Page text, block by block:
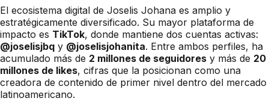
El ecosistema digital de Joselis Johana es amplio y
estratégicamente diversificado. Su mayor plataforma de
impacto es TikTok, donde mantiene dos cuentas activas:
@joselisjbq y @joselisjohanita. Entre ambos perfiles, ha
acumulado más de 2 millones de seguidores y más de 20
millones de likes, cifras que la posicionan como una
creadora de contenido de primer nivel dentro del mercado
latinoamericano.